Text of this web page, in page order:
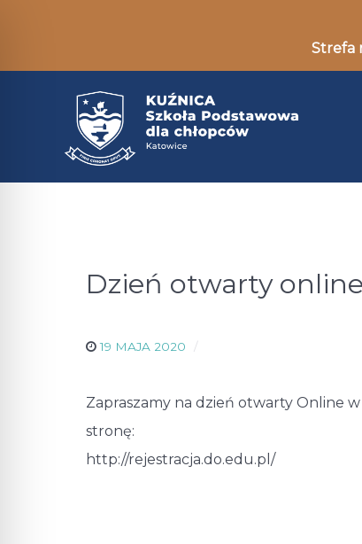
Strefa
Dzień otwarty
19 MAJA 2020
Zapraszamy na dzień otwarty Online
stronę:
http://rejestracja.do.edu.pl/